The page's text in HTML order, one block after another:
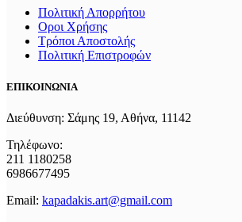
Πολιτική Απορρήτου
Οροι Χρήσης
Τρόποι Αποστολής
Πολιτική Επιστροφών
ΕΠΙΚΟΙΝΩΝΙΑ
Διεύθυνση: Σάμης 19, Αθήνα, 11142
Τηλέφωνο:
211 1180258
6986677495
Email: kapadakis.art@gmail.com